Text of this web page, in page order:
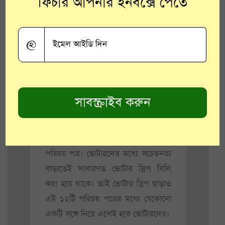
পাসপোর্ট, আধার কার্ড, কেন্দ্র এবং রাজ্য
সরকারি কর্মীদের কর্মক্ষেত্রের সচিত্র
পাসবই, প্যান কার্ড, মনরেগা জব কার্ড,
শ্রম দপ্তরের ইস্যু করা স্বাস্থ্যবিমার কার্ড,
পরিচয় পত্র। ভোটারদের মধ্যে সচেতনতা
বাড়াতেই সাধারণত ভোটার স্লিপ বিলি
করা হয়ে থাকে। তাই ভোটার স্লিপ ছাড়াও
এই ১২টি পরিচয় পত্রের মধ্যে যেকোনো
একটি সঙ্গে নিয়ে এলেই হবে ভোটারদের।
@